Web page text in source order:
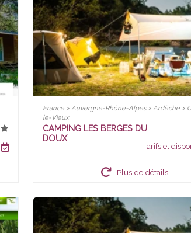
France > Auvergne-Rhône-Alpes > Ardèche >
le-Vieux
CAMPING LES BERGES DU
DOUX
Tarifs et
Plus de détails